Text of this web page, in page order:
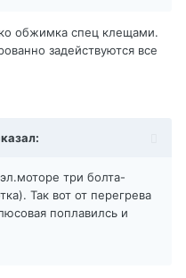
обжимка спец клещами.
задействуются все
три болта-
Так вот от перегрева
поплавилсь и